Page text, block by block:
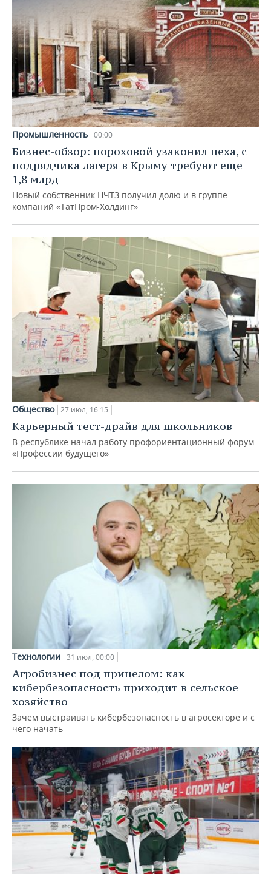
Промышленность 00:00
Бизнес-обзор: пороховой узаконил цеха, с
подрядчика лагеря в Крыму требуют еще
1,8 млрд
Новый собственник НЧТЗ получил долю и в группе
компаний «ТатПром-Холдинг»
Общество 27 июл, 16:15
Карьерный тест-драйв для школьников
В республике начал работу профориентационный форум
«Профессии будущего»
Технологии 31 июл, 00:00
Агробизнес под прицелом: как
кибербезопасность приходит в сельское
хозяйство
Зачем выстраивать кибербезопасность в агросекторе и с
чего начать